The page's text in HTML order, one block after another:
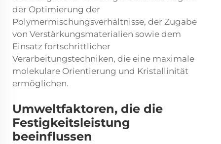
der Optimierung der
Polymermischungsverhältnisse, der Zugabe
von Verstärkungsmaterialien sowie dem
Einsatz fortschrittlicher
Verarbeitungstechniken, die eine maximale
molekulare Orientierung und Kristallinität
ermöglichen.
Umweltfaktoren, die die
Festigkeitsleistung
beeinflussen